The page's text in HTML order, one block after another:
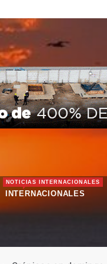
INTERNACIONALES
NOTICIAS INTERNACIONALES